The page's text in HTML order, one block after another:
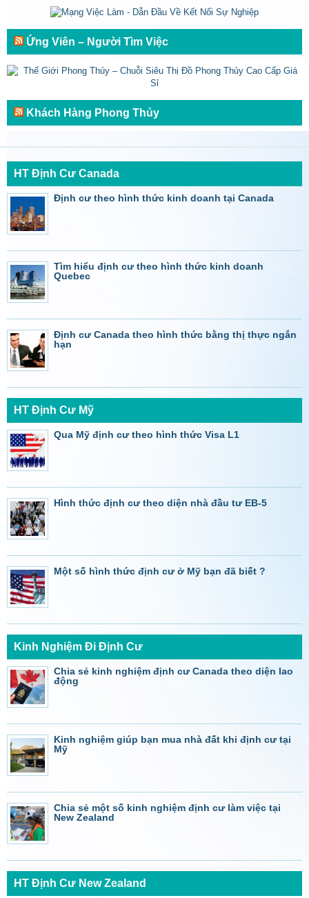
Ứng Viên – Người Tìm Việc
Khách Hàng Phong Thủy
HT Định Cư Canada
Định cư theo hình thức kinh doanh tại Canada
Tìm hiểu định cư theo hình thức kinh doanh
Quebec
Định cư Canada theo hình thức bằng thị thực ngắn
hạn
HT Định Cư Mỹ
Qua Mỹ định cư theo hình thức Visa L1
Hình thức định cư theo diện nhà đầu tư EB-5
Một số hình thức định cư ở Mỹ bạn đã biết ?
Kinh Nghiệm Đi Định Cư
Chia sẻ kinh nghiệm định cư Canada theo diện lao
động
Kinh nghiệm giúp bạn mua nhà đất khi định cư tại
Mỹ
Chia sẻ một số kinh nghiệm định cư làm việc tại
New Zealand
HT Định Cư New Zealand